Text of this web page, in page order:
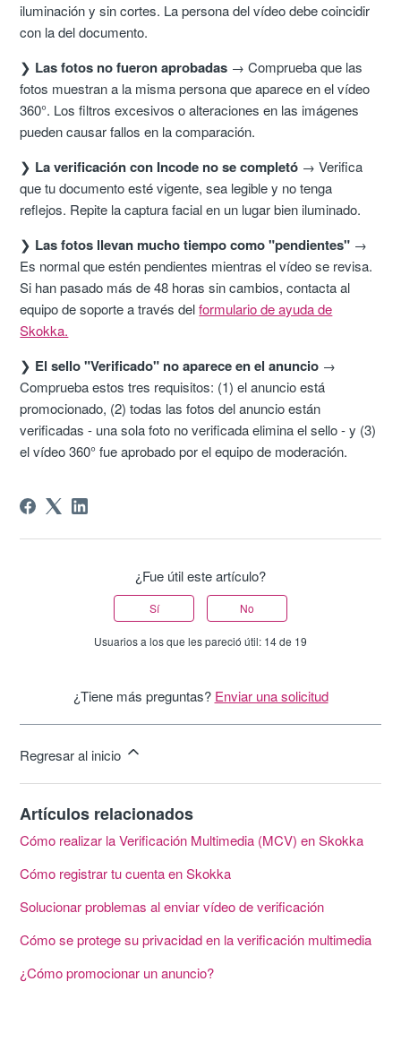
iluminación y sin cortes. La persona del vídeo debe coincidir
con la del documento.
❯ Las fotos no fueron aprobadas → Comprueba que las
fotos muestran a la misma persona que aparece en el vídeo
360°. Los filtros excesivos o alteraciones en las imágenes
pueden causar fallos en la comparación.
❯ La verificación con Incode no se completó → Verifica
que tu documento esté vigente, sea legible y no tenga
reflejos. Repite la captura facial en un lugar bien iluminado.
❯ Las fotos llevan mucho tiempo como "pendientes" →
Es normal que estén pendientes mientras el vídeo se revisa.
Si han pasado más de 48 horas sin cambios, contacta al
equipo de soporte a través delformulario de ayuda de
Skokka.
❯ El sello "Verificado" no aparece en el anuncio →
Comprueba estos tres requisitos: (1) el anuncio está
promocionado, (2) todas las fotos del anuncio están
verificadas - una sola foto no verificada elimina el sello - y (3)
el vídeo 360° fue aprobado por el equipo de moderación.
¿Fue útil este artículo?
Sí No
Usuarios a los que les pareció útil: 14 de 19
¿Tiene más preguntas? Enviar una solicitud
Regresar al inicio
Artículos relacionados
Cómo realizar la Verificación Multimedia (MCV) en Skokka
Cómo registrar tu cuenta en Skokka
Solucionar problemas al enviar vídeo de verificación
Cómo se protege su privacidad en la verificación multimedia
¿Cómo promocionar un anuncio?